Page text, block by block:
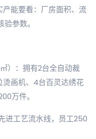
产能要看：厂房面积、流
参数。
）：拥有2台全自动裁
画机、4台百灵达绣花
万件。
进工艺流水线，员工250